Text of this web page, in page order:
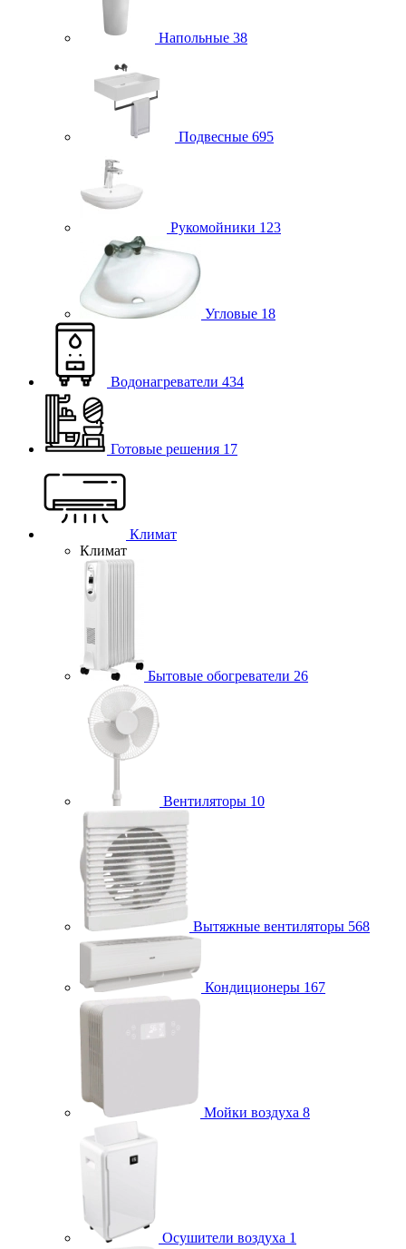
Напольные 38
Подвесные 695
Рукомойники 123
Угловые 18
Водонагреватели 434
Готовые решения 17
Климат
Климат
Бытовые обогреватели 26
Вентиляторы 10
Вытяжные вентиляторы 568
Кондиционеры 167
Мойки воздуха 8
Осушители воздуха 1